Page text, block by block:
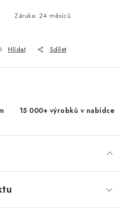
Záruka: 24 měsíců
Hlídat Sdílet
15 000+ výrobků v nabídce